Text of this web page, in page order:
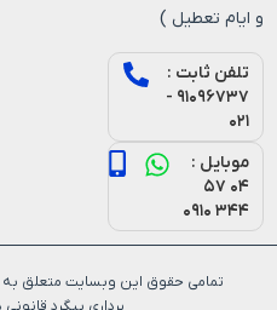
و ایام تعطیل )
تلفن ثابت :
۹۱۰۹۶۷۳۷ -
۰۲۱
موبایل :
۰۴ ۵۷
۳۴۴ ۰۹۱۰
تمامی حقوق این وبسایت متعلق